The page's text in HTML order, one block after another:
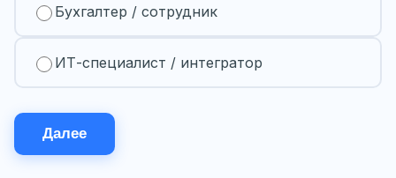
Бухгалтер / сотрудник
ИТ-специалист / интегратор
Далее